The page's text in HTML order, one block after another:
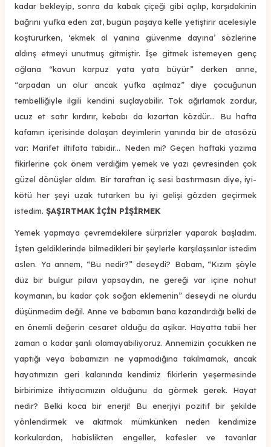
kadar bekleyip, sonra da kabak çiçeği gibi açılıp, karşıdakinin
bağrını yufka eden zat, bugün paşaya kelle yetiştirir acelesiyle
koştururken, ‘ekmek al yanına güvenme dayına’ sözlerine
aldırış etmeyi unutmuş gitmiştir. İşe gitmek istemeyen genç
oğlana “kavun karpuz yata yata büyür” derken anne,
“arpadan un olur ancak yufka açılmaz” diye çocuğunun
tembelliğiyle ilgili kendini suçlayabilir. Tok ağırlamak zordur,
ucuz et satır kırdırır, kebabı da kızartan közdür... Bu hafta
kafamın içerisinde dolaşan deyimlerin yanında bir de atasözü
var: Marifet iltifata tabidir... Neden mi? Geçen haftaki yazıma
fikirlerine çok önem verdiğim yemek ve yazı çevresinden çok
güzel dönüşler aldım. Bir taraftan iç sesi bastırmasın diye, iyi-
kötü her şeyi uzak tutarken bu iyi gelişi gözden geçirmek
istedim. ŞAŞIRTMAK İÇİN PİŞİRMEK
Yemek yapmaya çevremdekilere sürprizler yaparak başladım.
İşten geldiklerinde bilmedikleri bir şeylerle karşılaşsınlar istedim
aslen. Ya annem, “Bu nedir?” deseydi? Babam, “Kızım şöyle
düz bir bulgur pilavı yapsaydın, ne gereği var içine nohut
koymanın, bu kadar çok soğan eklemenin” deseydi ne olurdu
düşünmedim değil. Anne ve babamın bana kazandırdığı belki de
en önemli değerin cesaret olduğu da aşikar. Hayatta tabii her
zaman o kadar şanlı olamayabiliyoruz. Annemizin çocukken ne
yaptığı veya babamızın ne yapmadığına takılmamak, ancak
hayatımızın geri kalanında kendimiz fikirlerin yeşermesinde
birbirimize ihtiyacımızın olduğunu da görmek gerek. Hayat
nedir? Belki koca bir enerji! Bu enerjiyi pozitif bir şekilde
yönlendirmek ve akıtmak mümkünken neden kendimize
korkulardan, habislikten engeller, kafesler ve tavanlar